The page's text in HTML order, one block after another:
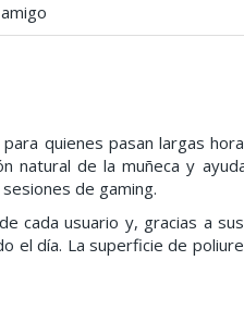
quienes pasan largas
natural de la muñeca y
de gaming.
cada usuario y, gracias a
el día. La superficie de